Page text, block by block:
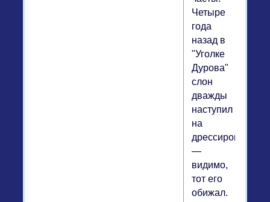
Четыре
года
назад в
"Уголке
Дурова"
слон
дважды
наступил
на
дрессировщика
—
видимо,
тот его
обижал.